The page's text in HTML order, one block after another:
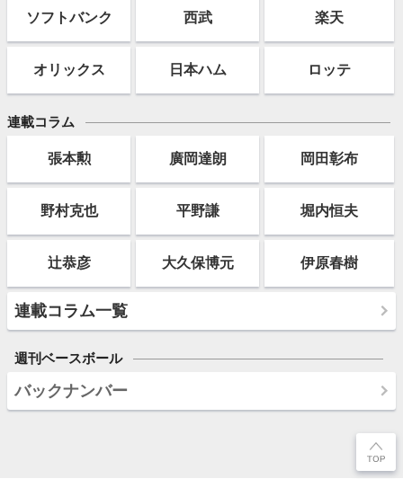
ソフトバンク 西武 楽天
オリックス 日本ハム ロッテ
連載コラム
張本勲 廣岡達朗 岡田彰布
野村克也 平野謙 堀内恒夫
辻恭彦 大久保博元 伊原春樹
連載コラム一覧
週刊ベースボール
バックナンバー